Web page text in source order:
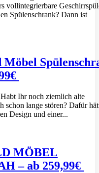
vollintegrierbare
Spülenschrank? Dann ist
Möbel
Ihr noch ziemlich alte
schon lange stören? Dafür
Design und einer...
MÖBEL
– ab 259,99€